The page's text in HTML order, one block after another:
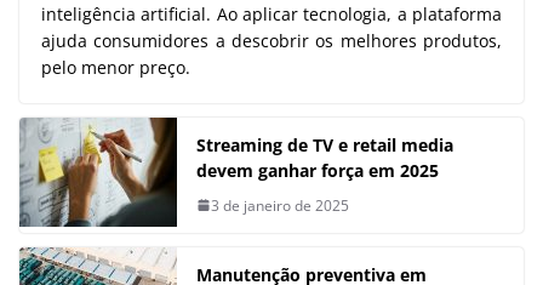
inteligência artificial. Ao aplicar tecnologia, a plataforma
ajuda consumidores a descobrir os melhores produtos,
pelo menor preço.
Streaming de TV e retail media
devem ganhar força em 2025
3 de janeiro de 2025
Manutenção preventiva em